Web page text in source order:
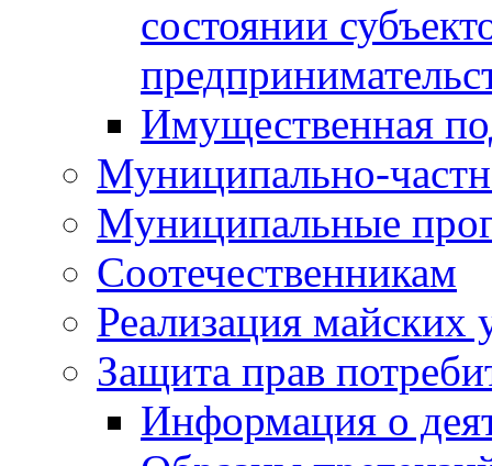
состоянии
Имущественная
Муниципально-
Муниципальные
Соотечественникам
Реализация майских
Защита прав
Информация о